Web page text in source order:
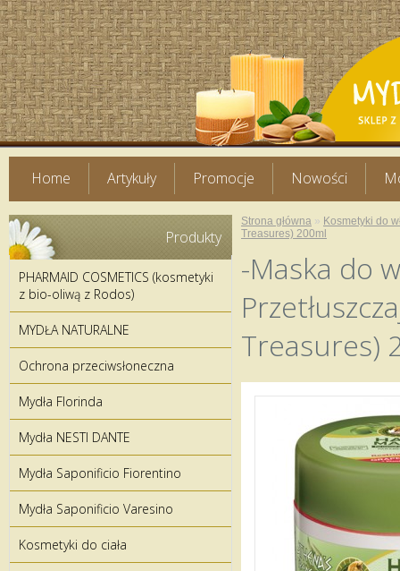
Home Artykuły Promocje Nowości
Produkty
PHARMAID COSMETICS (kosmetyki
z bio-oliwą z Rodos)
MYDŁA NATURALNE
Ochrona przeciwsłoneczna
Mydła Florinda
Mydła NESTI DANTE
Mydła Saponificio Fiorentino
Mydła Saponificio Varesino
Kosmetyki do ciała
Strona główna » Kosmetyki do
Treasures) 200ml
-Maska do
Treasures)